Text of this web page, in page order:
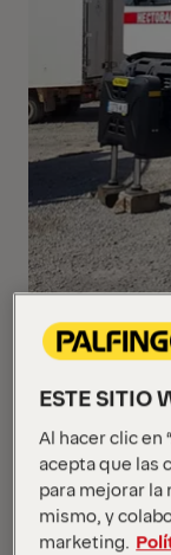
Transportes
el futuro con
SH. La
decidan a la
materiales.
ESTE SITIO
Al hacer clic en
acepta que las
para mejorar la
mismo, y
marketing.